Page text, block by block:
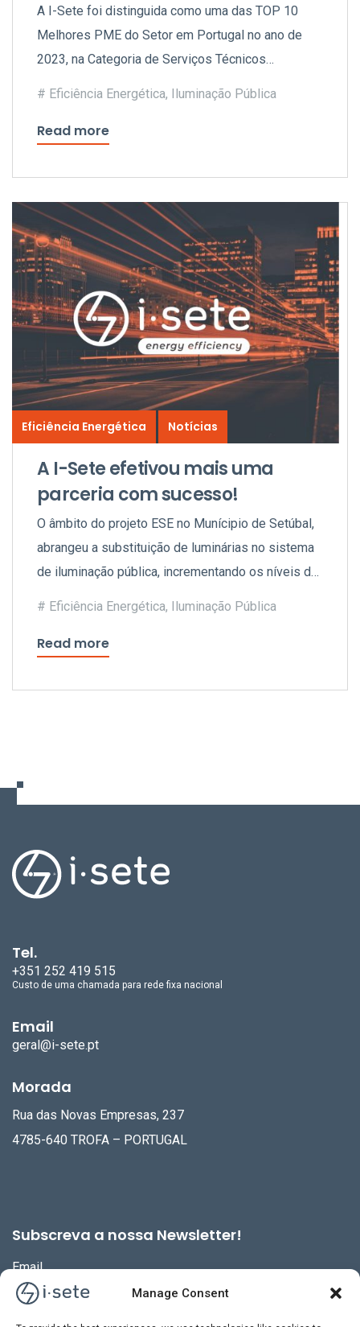
Manage Consent
A I-Sete foi distinguida como uma das TOP 10
Melhores PME do Setor em Portugal no ano de
2023, na Categoria de Serviços Técnicos
Eficiência Energética, Iluminação Pública
Read more
Eficiência Energética Notícias
A I-Sete efetivou mais uma
parceria com sucesso!
O âmbito do projeto ESE no Munícipio de Setúbal,
abrangeu a substituição de luminárias no sistema
de iluminação pública, incrementando os níveis de
Eficiência Energética, Iluminação Pública
Read more
Tel.
+351 252 419 515
Custo de uma chamada para rede fixa nacional
Email
geral@i-sete.pt
Morada
Rua das Novas Empresas, 237
4785-640 TROFA – PORTUGAL
Subscreva a nossa Newsletter!
Email